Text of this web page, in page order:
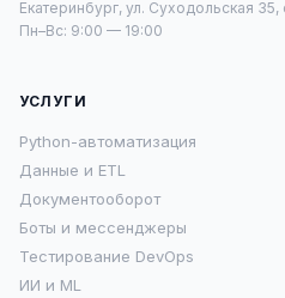
Екатеринбург, ул. Суходольская 35,
Пн–Вс: 9:00 — 19:00
УСЛУГИ
Python-автоматизация
Данные и ETL
Документооборот
Боты и мессенджеры
Тестирование DevOps
ИИ и ML